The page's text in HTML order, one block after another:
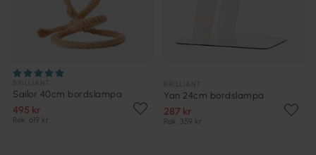
Sailor 40cm bordslampa
495 kr
Rek. 619 kr
Yan 24cm bordslampa
287 kr
Rek. 359 kr